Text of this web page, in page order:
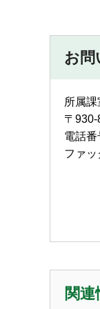
お問
所属
〒
電話
ファ
関連